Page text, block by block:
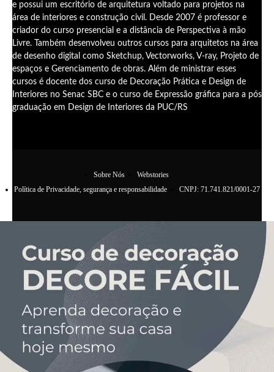
e possui um escritório de arquitetura voltado para projetos na
área de interiores e construção civil. Desde 2007 é professor e
criador do curso presencial e a distância de Perspectiva à mão
Livre. Também desenvolveu outros cursos para arquitetos na área
de desenho digital como Sketchup, Vectorworks, V-ray, Projeto de
espaços e Gerenciamento de obras. Além de ministrar esses
cursos é docente dos curso de Decoração Prática e Design de
Interiores no Senac SBC e o curso de Expressão gráfica para a pós
graduação em Design de Interiores da PUC/RS
Sobre Nós
Webstories
Política de Privacidade, segurança e responsabilidade
CNPJ: 71.741.821/0001-27